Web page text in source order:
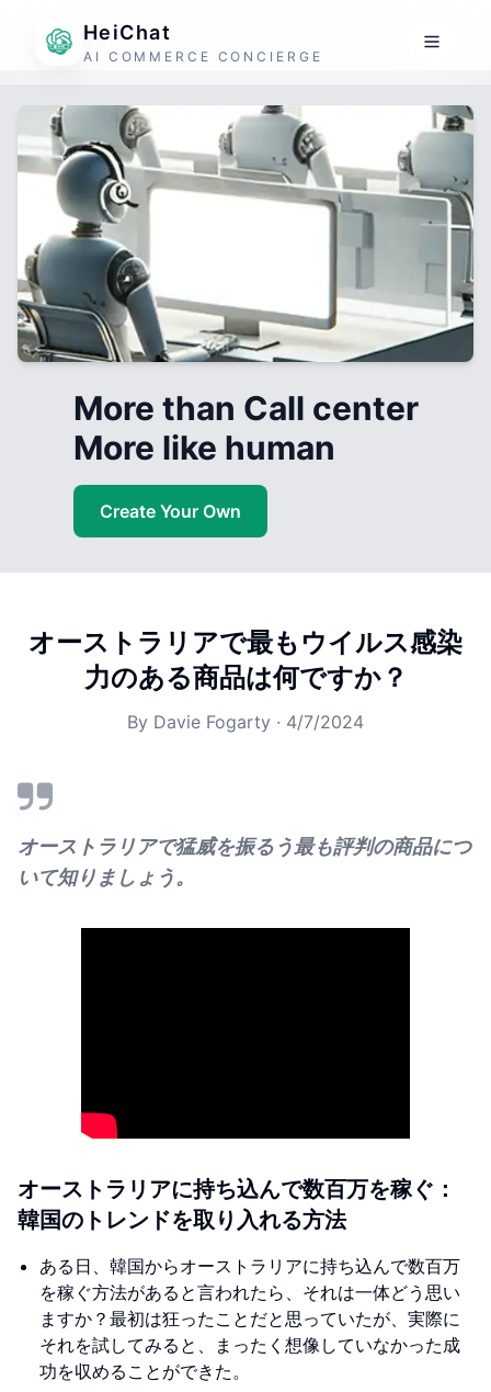
HeiChat
AI COMMERCE CONCIERGE
More than Call center
More like human
Create Your Own
オーストラリアで最もウイルス感染
力のある商品は何ですか？
By Davie Fogarty · 4/7/2024
オーストラリアで猛威を振るう最も評判の商品につ
いて知りましょう。
オーストラリアに持ち込んで数百万を稼ぐ：
韓国のトレンドを取り入れる方法
ある日、韓国からオーストラリアに持ち込んで数百万
を稼ぐ方法があると言われたら、それは一体どう思い
ますか？最初は狂ったことだと思っていたが、実際に
それを試してみると、まったく想像していなかった成
功を収めることができた。